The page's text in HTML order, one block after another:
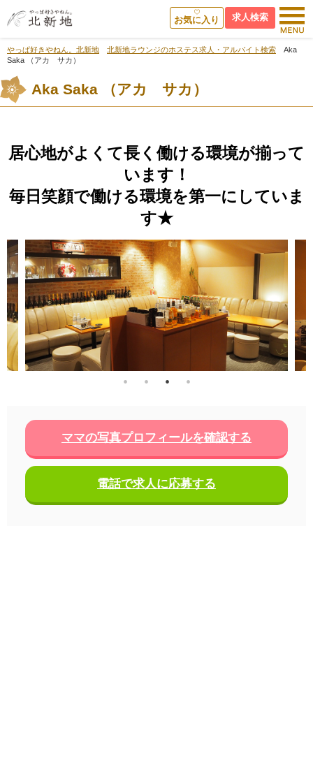
求人検索
お気に入り
やっぱ好きやねん。北新地 北新地ラウンジのホステス求人・アルバイト検索
Aka
Saka （アカ サカ）
Aka Saka （アカ サカ）
居心地がよくて長く働ける環境が揃って
います！
毎日笑顔で働ける環境を第一にしていま
す★
ママの写真プロフィールを確認する
電話で求人に応募する